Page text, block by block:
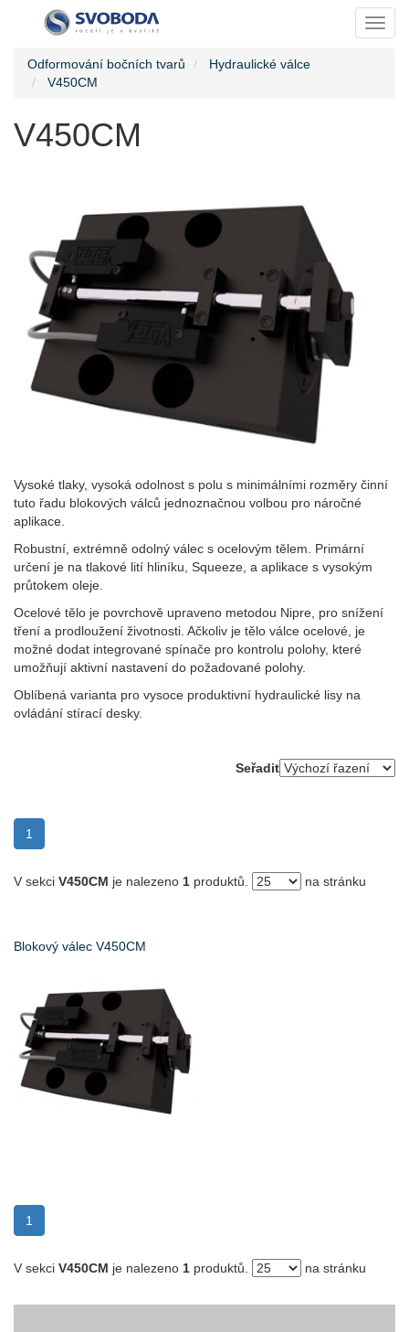
Odformování bočních tvarů
Hydraulické válce
V450CM
V450CM
Vysoké tlaky, vysoká odolnost s polu s minimálními rozměry činní
tuto řadu blokových válců jednoznačnou volbou pro náročné
aplikace.
Robustní, extrémně odolný válec s ocelovým tělem. Primární
určení je na tlakové lití hliníku, Squeeze, a aplikace s vysokým
průtokem oleje.
Ocelové tělo je povrchově upraveno metodou Nipre, pro snížení
tření a prodloužení životnosti. Ačkoliv je tělo válce ocelové, je
možné dodat integrované spínače pro kontrolu polohy, které
umožňují aktivní nastavení do požadované polohy.
Oblíbená varianta pro vysoce produktivní hydraulické lisy na
ovládání stírací desky.
Seřadit
1
V sekci V450CM je nalezeno 1 produktů. na stránku
Blokový válec V450CM
1
V sekci V450CM je nalezeno 1 produktů. na stránku